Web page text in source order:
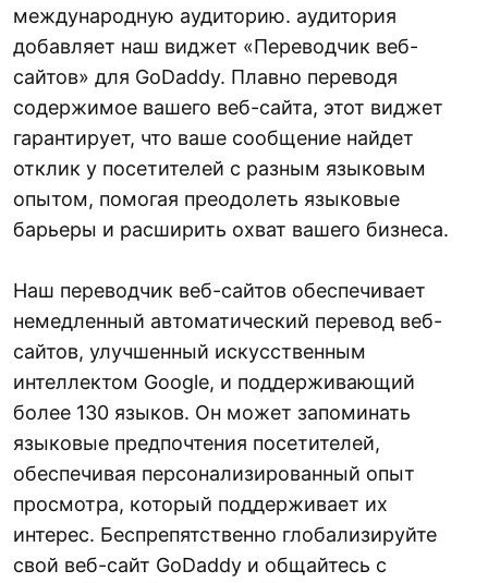
международную аудиторию. аудитория
добавляет наш виджет «Переводчик веб-
сайтов» для GoDaddy. Плавно переводя
содержимое вашего веб-сайта, этот виджет
гарантирует, что ваше сообщение найдет
отклик у посетителей с разным языковым
опытом, помогая преодолеть языковые
барьеры и расширить охват вашего бизнеса.
Наш переводчик веб-сайтов обеспечивает
немедленный автоматический перевод веб-
сайтов, улучшенный искусственным
интеллектом Google, и поддерживающий
более 130 языков. Он может запоминать
языковые предпочтения посетителей,
обеспечивая персонализированный опыт
просмотра, который поддерживает их
интерес. Беспрепятственно глобализируйте
свой веб-сайт GoDaddy и общайтесь с